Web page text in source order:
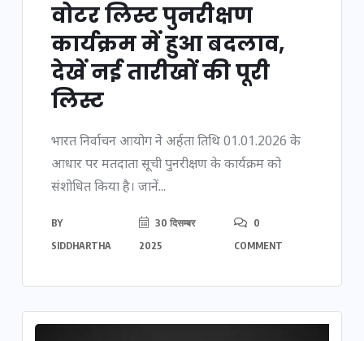
वोटर लिस्ट पुनरीक्षण
कार्यक्रम में हुआ बदलाव,
देखें नई तारीखों की पूरी
लिस्ट
भारत निर्वाचन आयोग ने अर्हता तिथि 01.01.2026 के
आधार पर मतदाता सूची पुनरीक्षण के कार्यक्रम को
संशोधित किया है। जानें...
BY
SIDDHARTHA
30 दिसम्बर
2025
0
COMMENT